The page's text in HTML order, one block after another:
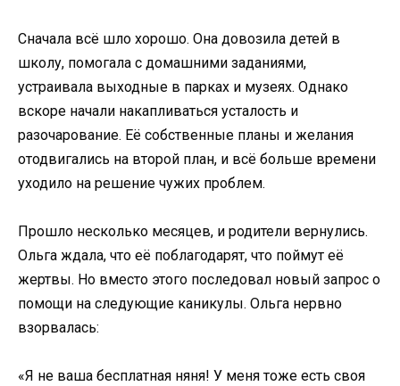
Сначала всё шло хорошо. Она довозила детей в
школу, помогала с домашними заданиями,
устраивала выходные в парках и музеях. Однако
вскоре начали накапливаться усталость и
разочарование. Её собственные планы и желания
отодвигались на второй план, и всё больше времени
уходило на решение чужих проблем.
Прошло несколько месяцев, и родители вернулись.
Ольга ждала, что её поблагодарят, что поймут её
жертвы. Но вместо этого последовал новый запрос о
помощи на следующие каникулы. Ольга нервно
взорвалась:
«Я не ваша бесплатная няня! У меня тоже есть своя